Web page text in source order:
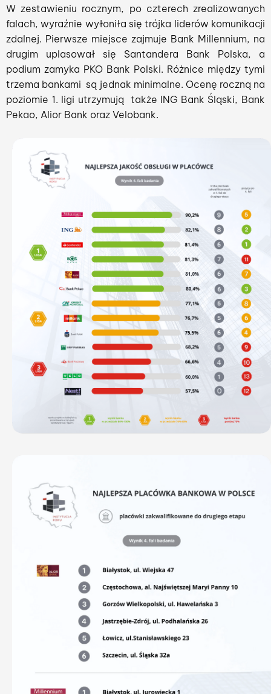
W zestawieniu rocznym, po czterech zrealizowanych
falach, wyraźnie wyłoniła się trójka liderów komunikacji
zdalnej. Pierwsze miejsce zajmuje Bank Millennium, na
drugim uplasował się Santandera Bank Polska, a
podium zamyka PKO Bank Polski. Różnice między tymi
trzema bankami są jednak minimalne. Ocenę roczną na
poziomie 1. ligi utrzymują także ING Bank Śląski, Bank
Pekao, Alior Bank oraz Velobank.